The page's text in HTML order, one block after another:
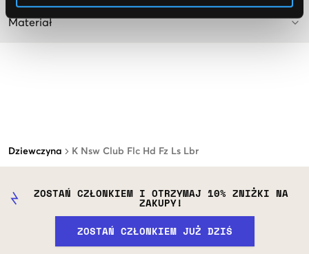
Dziewczyna K Nsw Club Flc Hd Fz Ls Lbr
Materiał
ZOSTAŃ CZŁONKIEM I OTRZYMAJ 10% ZNIŻKI NA
ZAKUPY!
ZOSTAŃ CZŁONKIEM JUŻ DZIŚ